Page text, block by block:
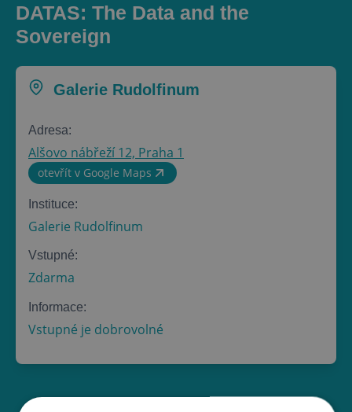
DATAS: The Data and the
Sovereign
Galerie Rudolfinum
Adresa:
Alšovo nábřeží 12, Praha 1
otevřít v Google Maps
Instituce:
Galerie Rudolfinum
Vstupné:
Zdarma
Informace:
Vstupné je dobrovolné